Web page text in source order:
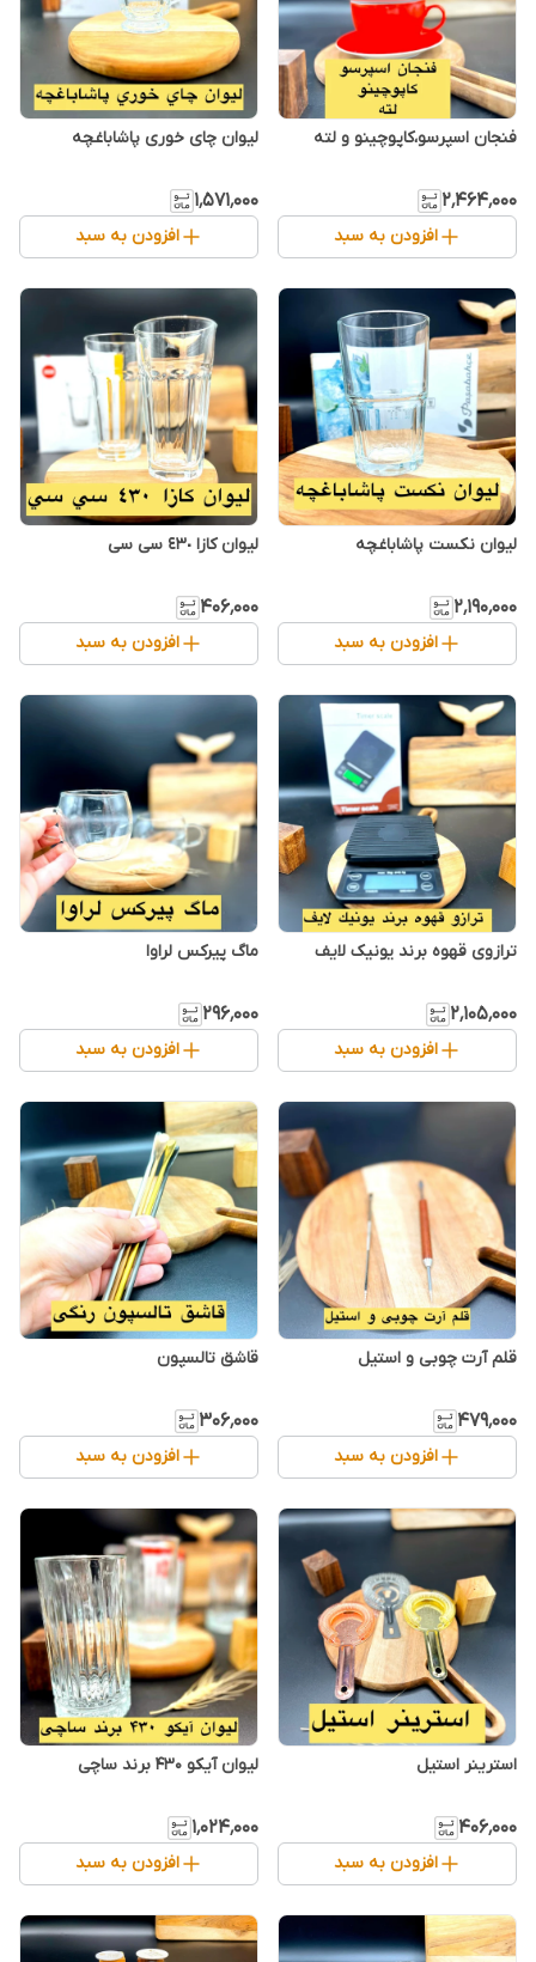
فنجان اسپرسو،کاپوچینو و لته
۲٬۴۶۴٬۰۰۰
افزودن به سبد
لیوان چای خوری پاشاباغچه
۱٬۵۷۱٬۰۰۰
افزودن به سبد
لیوان نکست پاشاباغچه
۲٬۱۹۰٬۰۰۰
افزودن به سبد
لیوان کازا ٤٣٠ سی سی
۴۰۶٬۰۰۰
افزودن به سبد
ترازوی قهوه برند یونیک لایف
۲٬۱۰۵٬۰۰۰
افزودن به سبد
ماگ پیرکس لراوا
۲۹۶٬۰۰۰
افزودن به سبد
قلم آرت چوبی و استیل
۴۷۹٬۰۰۰
افزودن به سبد
قاشق تالسپون
۳۰۶٬۰۰۰
افزودن به سبد
استرینر استیل
۴۰۶٬۰۰۰
افزودن به سبد
۱٬۰۲۴٬۰۰۰
افزودن به سبد